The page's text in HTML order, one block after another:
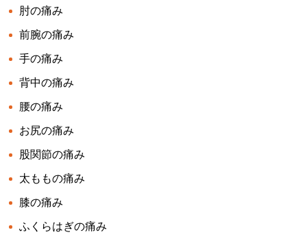
肘の痛み
前腕の痛み
手の痛み
背中の痛み
腰の痛み
お尻の痛み
股関節の痛み
太ももの痛み
膝の痛み
ふくらはぎの痛み